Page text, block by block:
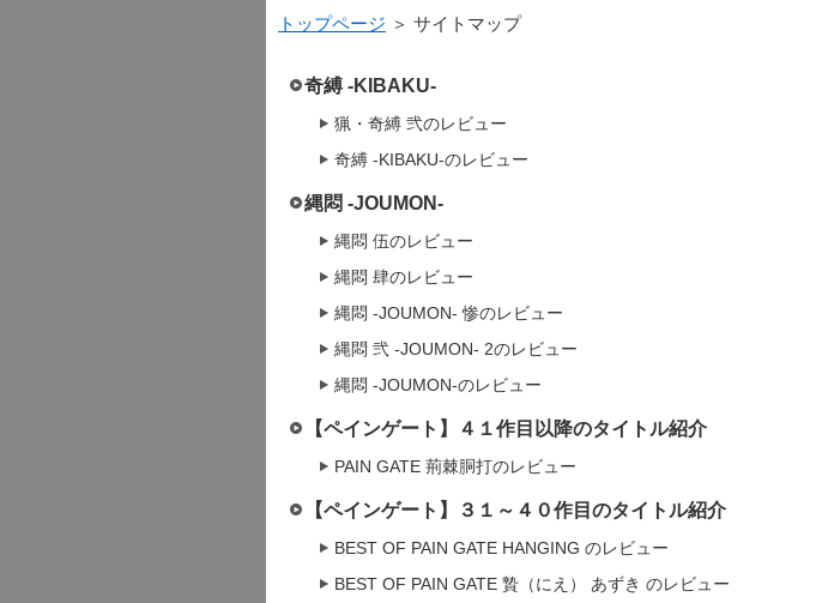
トップページ ＞ サイトマップ
奇縛 -KIBAKU-
猟・奇縛 弐のレビュー
奇縛 -KIBAKU-のレビュー
縄悶 -JOUMON-
縄悶 伍のレビュー
縄悶 肆のレビュー
縄悶 -JOUMON- 惨のレビュー
縄悶 弐 -JOUMON- 2のレビュー
縄悶 -JOUMON-のレビュー
【ペインゲート】４１作目以降のタイトル紹介
PAIN GATE 荊棘胴打のレビュー
【ペインゲート】３１～４０作目のタイトル紹介
BEST OF PAIN GATE HANGING のレビュー
BEST OF PAIN GATE 贄（にえ） あずき のレビュー